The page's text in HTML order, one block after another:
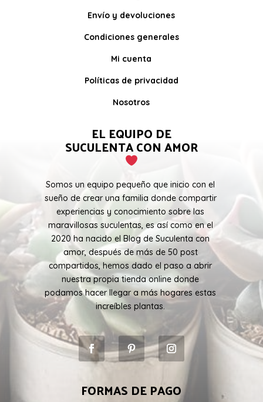
Envío y devoluciones
Condiciones generales
Mi cuenta
Políticas de privacidad
Nosotros
EL EQUIPO DE
SUCULENTA CON AMOR
Somos un equipo pequeño que inicio con el
sueño de crear una familia donde compartir
experiencias y conocimiento sobre las
maravillosas suculentas, es así como en el
2020 ha nacido el Blog de Suculenta con
amor, después de más de 50 post
compartidos, hemos dado el paso a abrir
nuestra propia tienda online donde
podamos hacer llegar a más hogares estas
increíbles plantas.
FORMAS DE PAGO